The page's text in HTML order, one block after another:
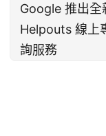
Google 推出全
Helpouts 線上
詢服務